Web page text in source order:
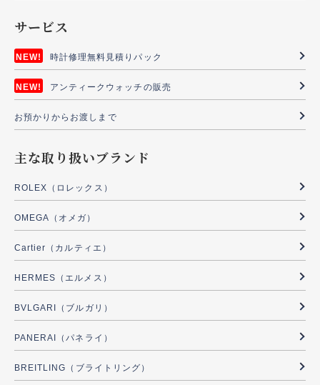
サービス
時計修理無料見積りパック
アンティークウォッチの販売
お預かりからお渡しまで
主な取り扱いブランド
ROLEX（ロレックス）
OMEGA（オメガ）
Cartier（カルティエ）
HERMES（エルメス）
BVLGARI（ブルガリ）
PANERAI（パネライ）
BREITLING（ブライトリング）